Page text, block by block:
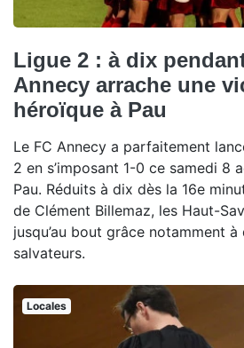
Ligue 2 : à dix
Annecy arrache une
héroïque à Pau
Le FC Annecy a parfaitement
2 en s’imposant 1-0 ce samedi 8
Pau. Réduits à dix dès la 16e
de Clément Billemaz, les Haut-
jusqu’au bout grâce notamment
salvateurs.
Locales